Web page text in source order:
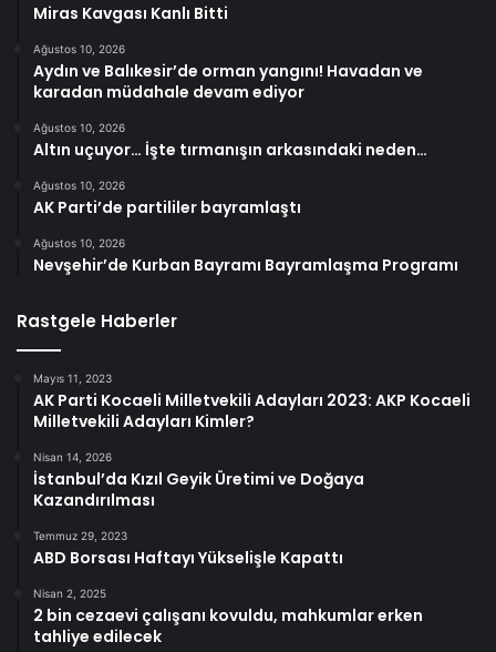
Miras Kavgası Kanlı Bitti
Ağustos 10, 2026
Aydın ve Balıkesir’de orman yangını! Havadan ve
karadan müdahale devam ediyor
Ağustos 10, 2026
Altın uçuyor… İşte tırmanışın arkasındaki neden…
Ağustos 10, 2026
AK Parti’de partililer bayramlaştı
Ağustos 10, 2026
Nevşehir’de Kurban Bayramı Bayramlaşma Programı
Rastgele Haberler
Mayıs 11, 2023
AK Parti Kocaeli Milletvekili Adayları 2023: AKP Kocaeli
Milletvekili Adayları Kimler?
Nisan 14, 2026
İstanbul’da Kızıl Geyik Üretimi ve Doğaya
Kazandırılması
Temmuz 29, 2023
ABD Borsası Haftayı Yükselişle Kapattı
Nisan 2, 2025
2 bin cezaevi çalışanı kovuldu, mahkumlar erken
tahliye edilecek